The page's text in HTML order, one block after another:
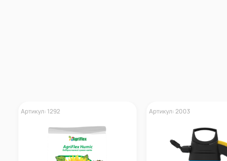
Артикул: 1292 Артикул: 2003